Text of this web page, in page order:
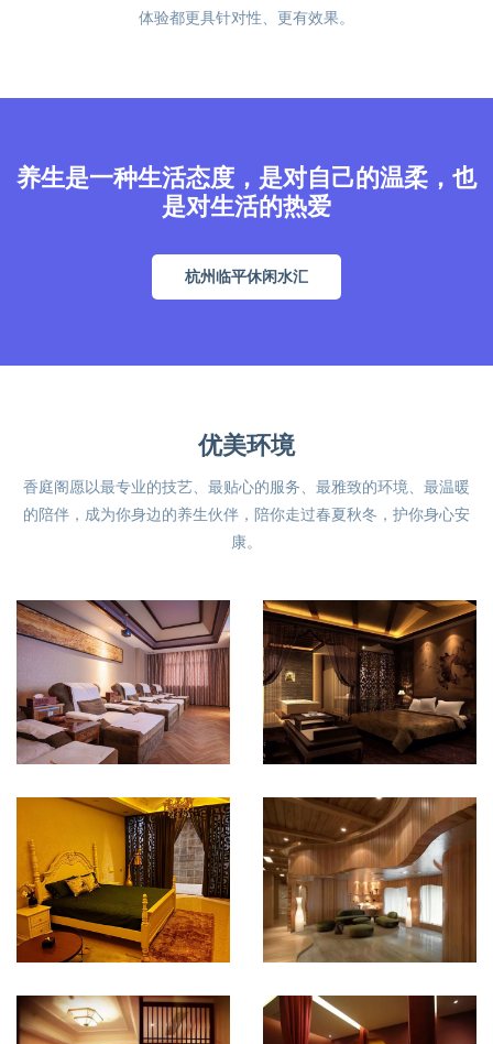
体验都更具针对性、更有效果。
养生是一种生活态度，是对自己的温柔，也
是对生活的热爱
杭州临平休闲水汇
优美环境
香庭阁愿以最专业的技艺、最贴心的服务、最雅致的环境、最温暖
的陪伴，成为你身边的养生伙伴，陪你走过春夏秋冬，护你身心安
康。